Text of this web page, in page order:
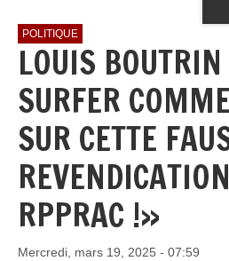
POLITIQUE
LOUIS
SURFER
SUR CETTE
RPPRAC !»
Mercredi, mars 19, 2025 - 07:59